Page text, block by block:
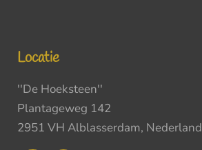
Locatie
''De Hoeksteen''
Plantageweg 142
2951 VH Alblasserdam, Nederland